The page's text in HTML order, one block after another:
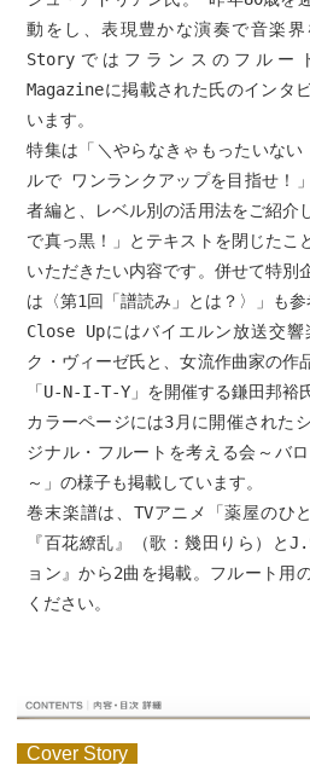
動をし、表現豊かな演奏で音楽
Storyではフランスのフルー
Magazineに掲載された氏のインタ
います。
特集は「＼やらなきゃもったいな
ルで ワンランクアップを目指せ！
者編と、レベル別の活用法をご紹介
で真っ黒！」とテキストを閉じたこ
いただきたい内容です。併せて特別
は〈第1回「譜読み」とは？〉」も参
Close Upにはバイエルン放送交響
ク・ヴィーゼ氏と、女流作曲家の作
「U-N-I-T-Y」を開催する鎌田邦裕
カラーページには3月に開催された
ジナル・フルートを考える会～バ
～」の様子も掲載しています。
巻末楽譜は、TVアニメ「薬屋のひ
『百花繚乱』（歌：幾田りら）と
ョン』から2曲を掲載。フルート用
ください。
Cover Story